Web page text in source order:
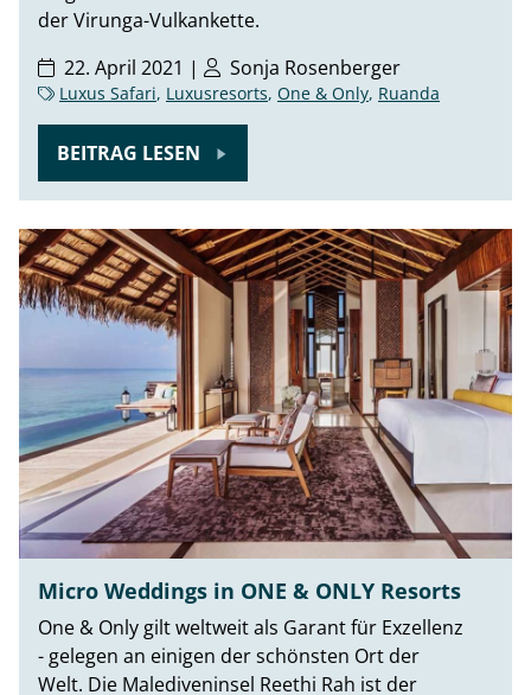
der Virunga-Vulkankette.
22. April 2021 |
Sonja Rosenberger
Luxus Safari, Luxusresorts, One & Only, Ruanda
BEITRAG LESEN
Micro Weddings in ONE & ONLY Resorts
One & Only gilt weltweit als Garant für Exzellenz
- gelegen an einigen der schönsten Ort der
Welt. Die Malediveninsel Reethi Rah ist der